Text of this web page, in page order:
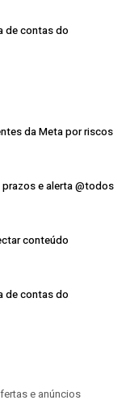
de contas do
da Meta por riscos
e alerta @todos
conteúdo
de contas do
e anúncios